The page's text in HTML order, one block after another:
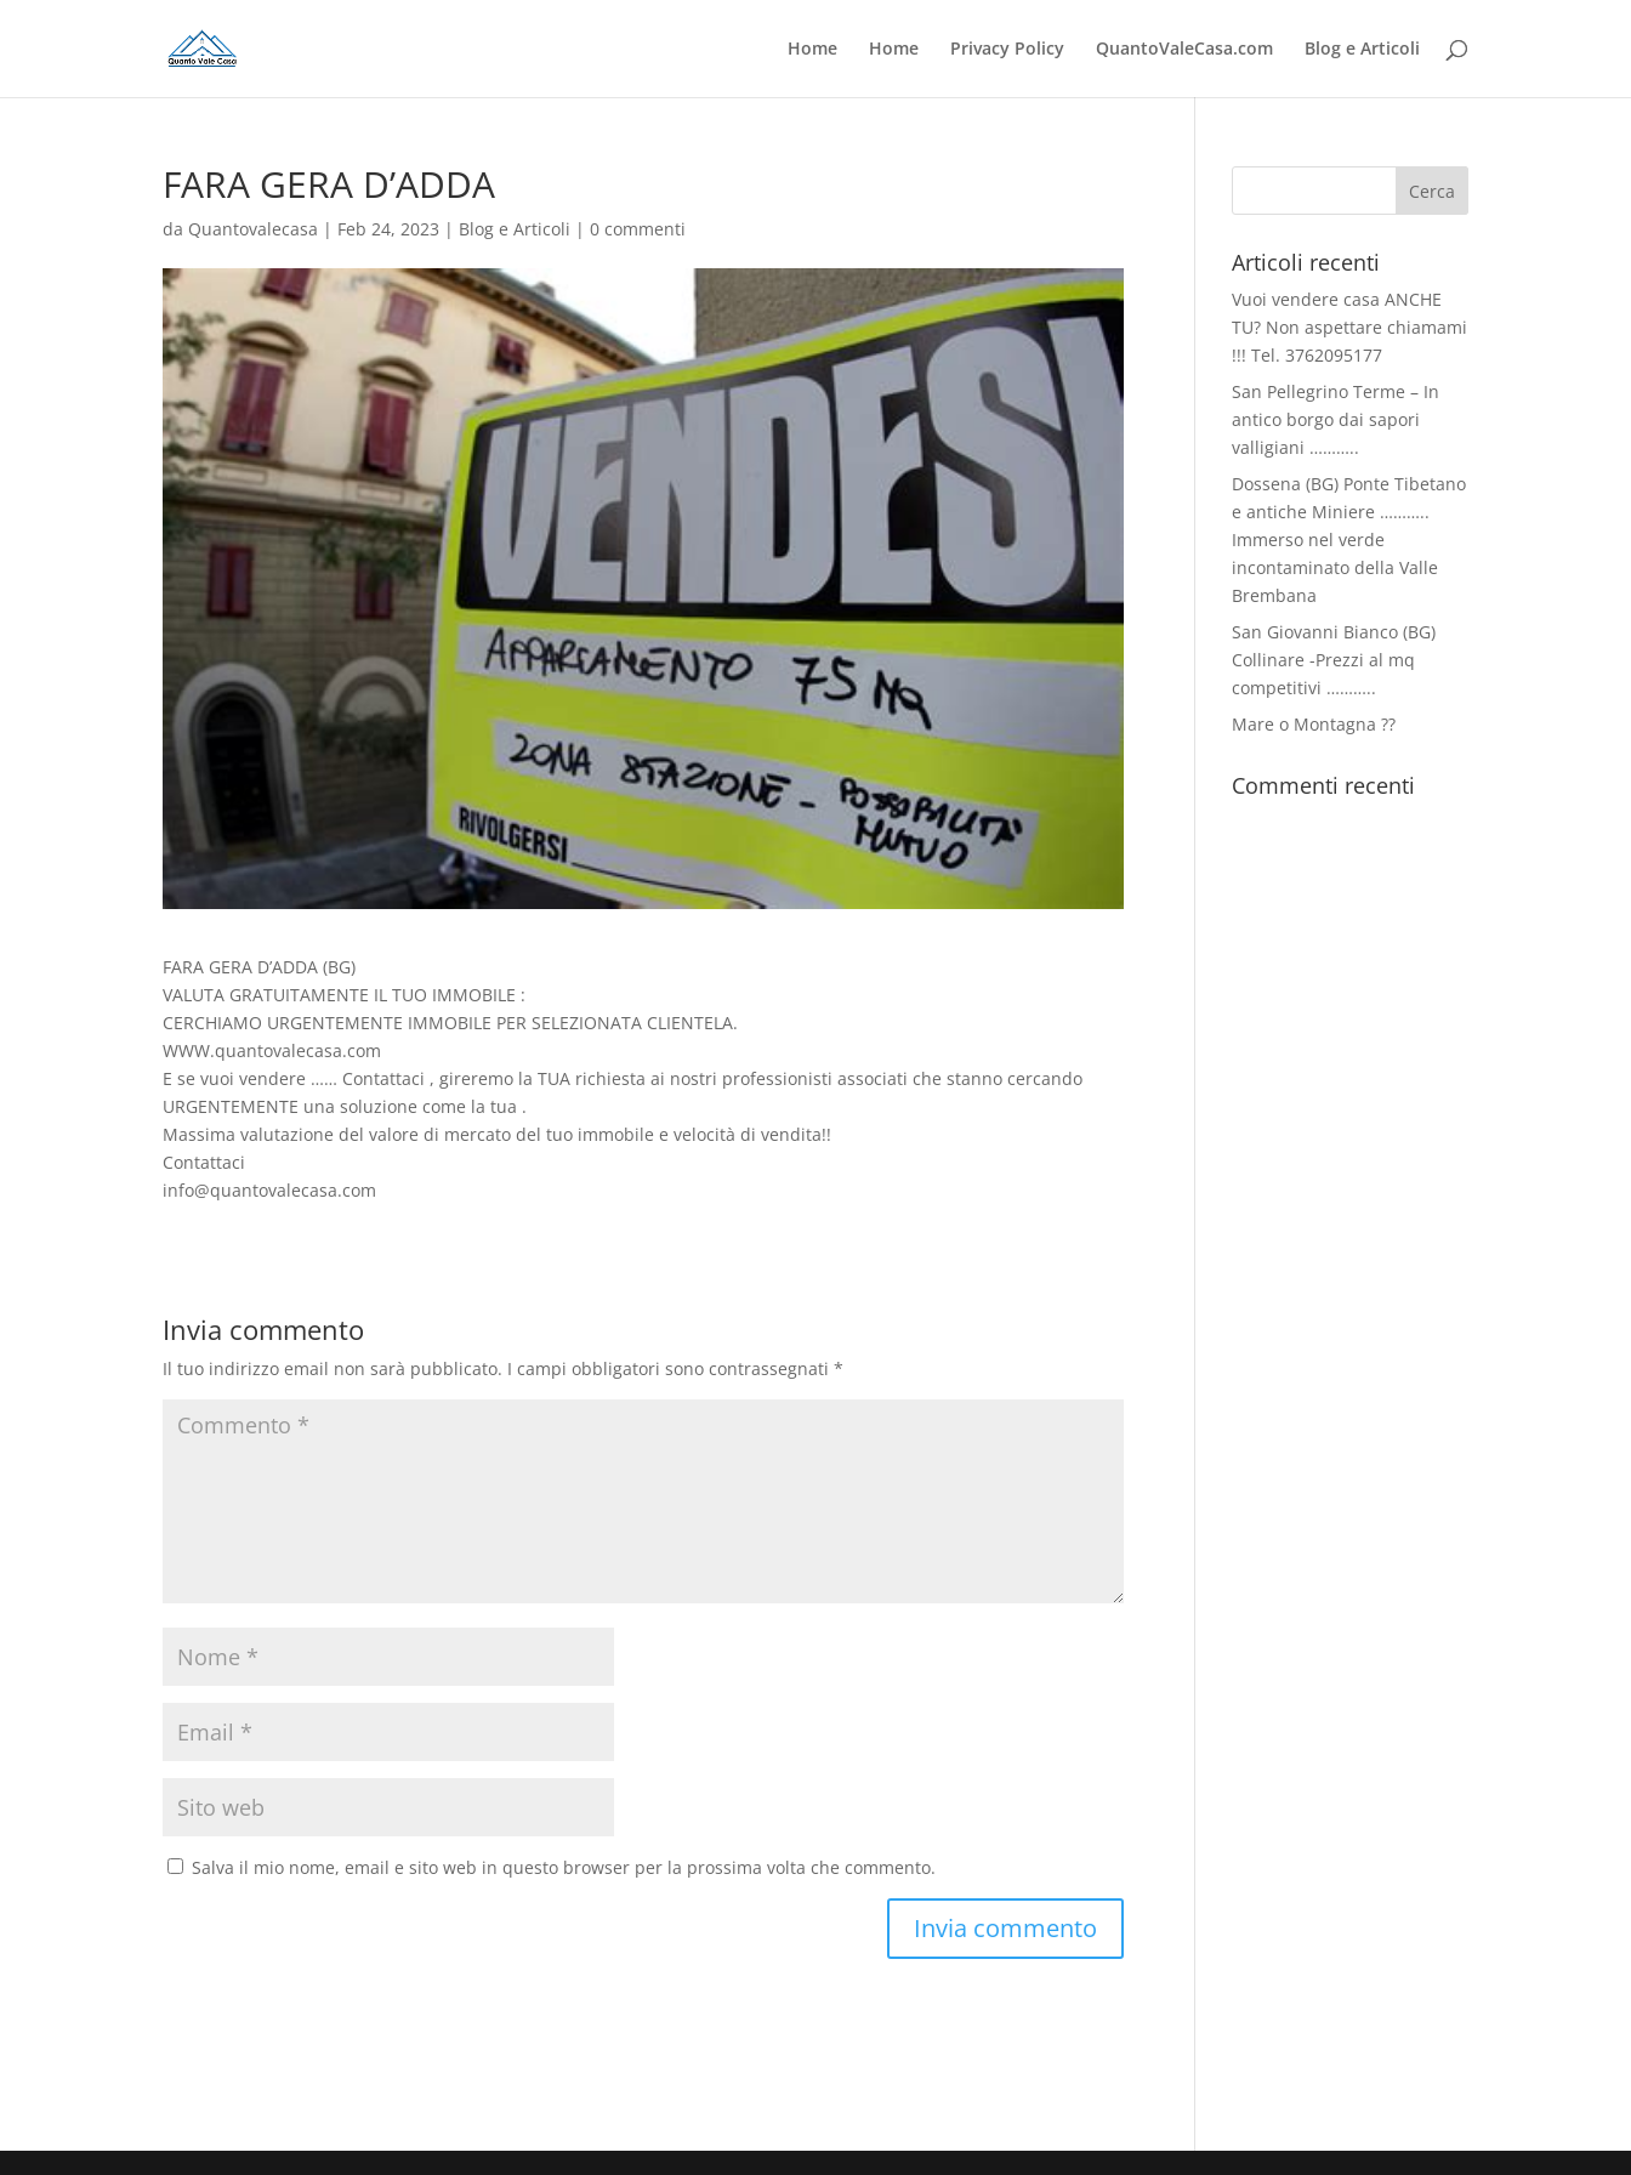
Home Home Privacy Policy QuantoValeCasa.com Blog e Articoli
FARA GERA D’ADDA
da Quantovalecasa | Feb 24, 2023 | Blog e Articoli |0 commenti
FARA GERA D’ADDA (BG)
VALUTA GRATUITAMENTE IL TUO IMMOBILE :
CERCHIAMO URGENTEMENTE IMMOBILE PER SELEZIONATA CLIENTELA.
WWW.quantovalecasa.com
E se vuoi vendere …… Contattaci , gireremo la TUA richiesta ai nostri professionisti associati che stanno cercando
URGENTEMENTE una soluzione come la tua .
Massima valutazione del valore di mercato del tuo immobile e velocità di vendita!!
Contattaci
info@quantovalecasa.com
Invia commento
Il tuo indirizzo email non sarà pubblicato. I campi obbligatori sono contrassegnati*
Salva il mio nome, email e sito web in questo browser per la prossima volta che commento.
Articoli recenti
Vuoi vendere casa ANCHE
TU? Non aspettare chiamami
!!! Tel. 3762095177
San Pellegrino Terme – In
antico borgo dai sapori
valligiani ………..
Dossena (BG) Ponte Tibetano
e antiche Miniere ………..
Immerso nel verde
incontaminato della Valle
Brembana
San Giovanni Bianco (BG)
Collinare -Prezzi al mq
competitivi ………..
Mare o Montagna ??
Commenti recenti